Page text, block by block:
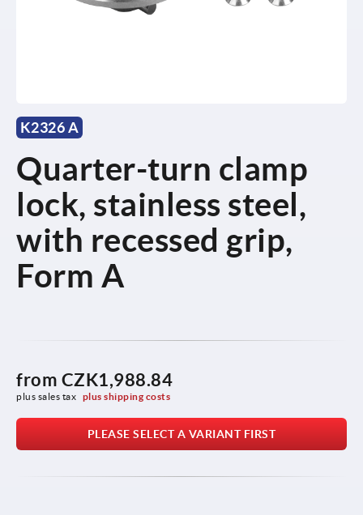
K2326 A
Quarter-turn clamp
lock, stainless steel,
with recessed grip,
Form A
from CZK1,988.84
plus sales tax plus shipping costs
PLEASE SELECT A VARIANT FIRST